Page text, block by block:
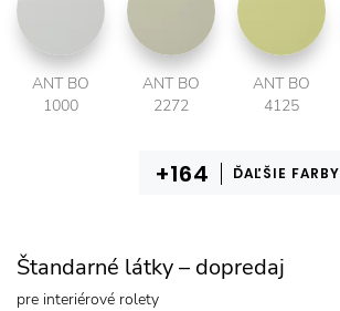
ANT BO
1000
ANT BO
2272
ANT BO
4125
ĎAĽŠIE FARBY
Štandarné látky – dopredaj
pre interiérové rolety